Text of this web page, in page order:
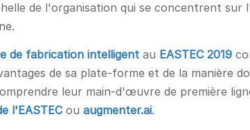
de l'organisation qui se concentrent sur
de fabrication intelligentau EASTEC 2019
de sa plate-forme et de la manière
leur main-d'œuvre de première
l'EASTECou augmenter.ai.